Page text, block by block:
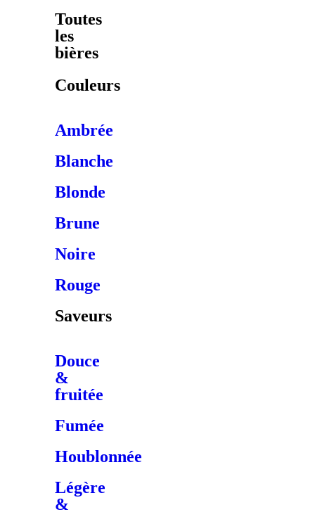
Toutes
les
bières
Couleurs
Ambrée
Blanche
Blonde
Brune
Noire
Rouge
Saveurs
Douce
&
fruitée
Fumée
Houblonnée
Légère
&